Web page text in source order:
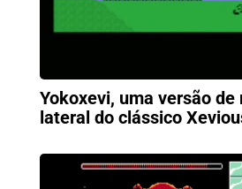
Yokoxevi, uma versão de
lateral do clássico